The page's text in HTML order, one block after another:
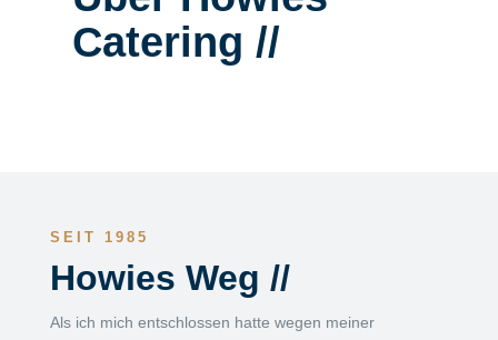
Catering //
SEIT 1985
Howies Weg //
Als ich mich entschlossen hatte wegen meiner